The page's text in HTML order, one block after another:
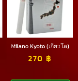
Milano Kyoto (เกียวโต)
270 ฿